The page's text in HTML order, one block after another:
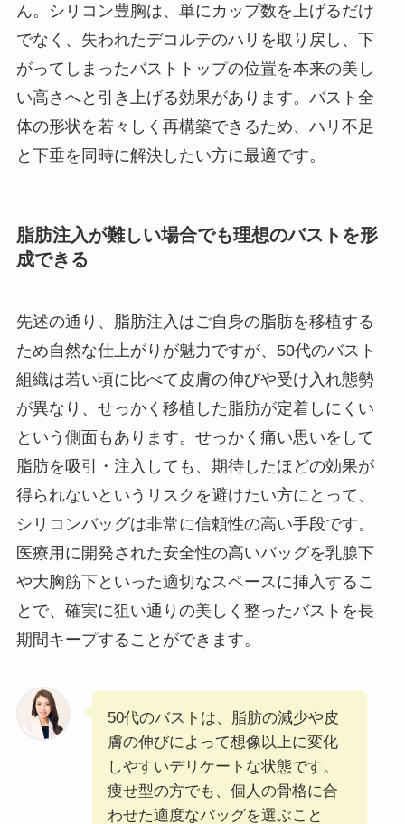
ん。シリコン豊胸は、単にカップ数を上げるだけ
でなく、失われたデコルテのハリを取り戻し、下
がってしまったバストトップの位置を本来の美し
い高さへと引き上げる効果があります。バスト全
体の形状を若々しく再構築できるため、ハリ不足
と下垂を同時に解決したい方に最適です。
脂肪注入が難しい場合でも理想のバストを形
成できる
先述の通り、脂肪注入はご自身の脂肪を移植する
ため自然な仕上がりが魅力ですが、50代のバスト
組織は若い頃に比べて皮膚の伸びや受け入れ態勢
が異なり、せっかく移植した脂肪が定着しにくい
という側面もあります。せっかく痛い思いをして
脂肪を吸引・注入しても、期待したほどの効果が
得られないというリスクを避けたい方にとって、
シリコンバッグは非常に信頼性の高い手段です。
医療用に開発された安全性の高いバッグを乳腺下
や大胸筋下といった適切なスペースに挿入するこ
とで、確実に狙い通りの美しく整ったバストを長
期間キープすることができます。
50代のバストは、脂肪の減少や皮
膚の伸びによって想像以上に変化
しやすいデリケートな状態です。
痩せ型の方でも、個人の骨格に合
わせた適度なバッグを選ぶこと